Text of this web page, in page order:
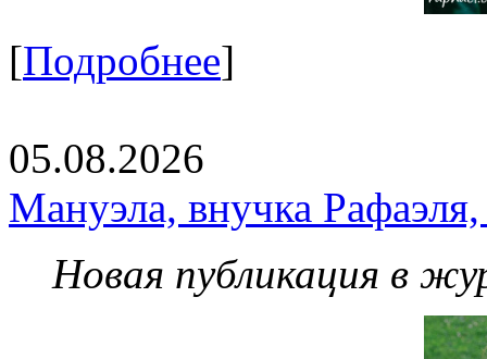
[Подробнее]
05.08.2026
Мануэла, внучка
Новая публикация в